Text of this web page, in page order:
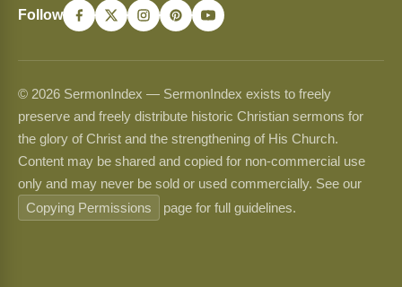
Follow
© 2026 SermonIndex — SermonIndex exists to freely
preserve and freely distribute historic Christian sermons for
the glory of Christ and the strengthening of His Church.
Content may be shared and copied for non-commercial use
only and may never be sold or used commercially. See our
Copying Permissions
page for full guidelines.